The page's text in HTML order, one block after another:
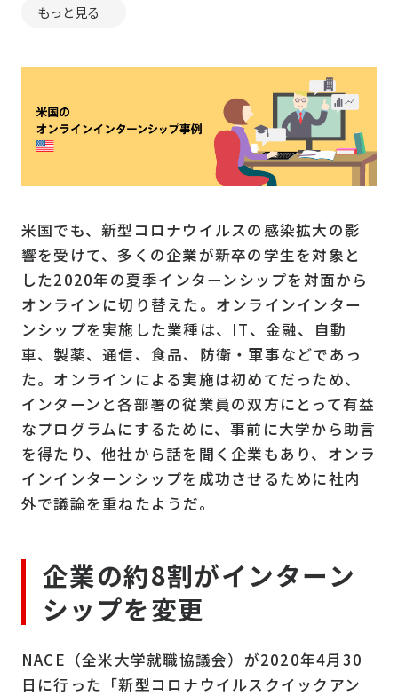
もっと見る
米国でも、新型コロナウイルスの感染拡大の影
響を受けて、多くの企業が新卒の学生を対象と
した2020年の夏季インターンシップを対面から
オンラインに切り替えた。オンラインインター
ンシップを実施した業種は、IT、金融、自動
車、製薬、通信、食品、防衛・軍事などであっ
た。オンラインによる実施は初めてだっため、
インターンと各部署の従業員の双方にとって有益
なプログラムにするために、事前に大学から助言
を得たり、他社から話を聞く企業もあり、オンラ
インインターンシップを成功させるために社内
外で議論を重ねたようだ。
企業の約8割がインターン
シップを変更
NACE（全米大学就職協議会）が2020年4月30
日に行った「新型コロナウイルスクイックアン